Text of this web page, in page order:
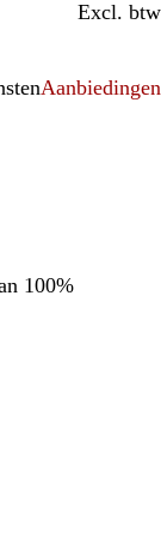
Incl. btw
Excl. btw
Aanbiedingen
100%